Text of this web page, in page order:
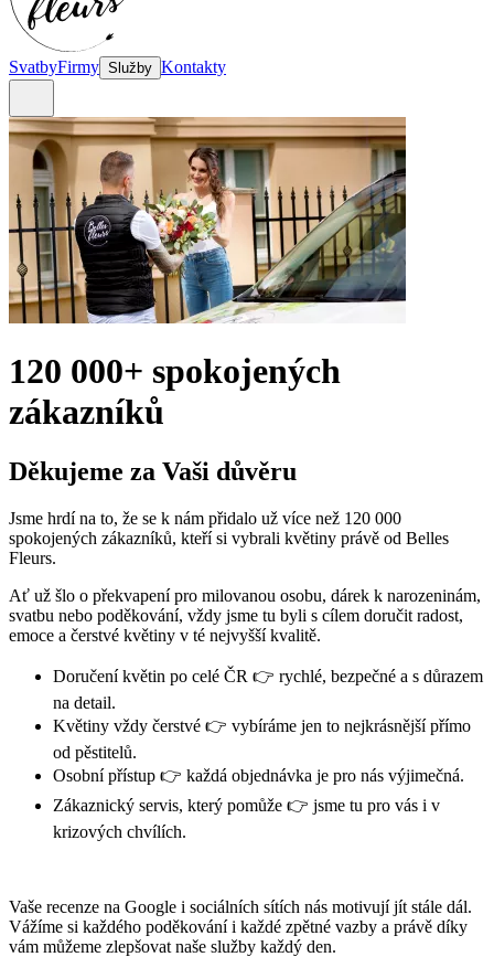
SvatbyFirmy Služby Kontakty
120 000+ spokojených
zákazníků
Děkujeme za Vaši důvěru
Jsme hrdí na to, že se k nám přidalo už více než 120 000
spokojených zákazníků, kteří si vybrali květiny právě od Belles
Fleurs.
Ať už šlo o překvapení pro milovanou osobu, dárek k narozeninám,
svatbu nebo poděkování, vždy jsme tu byli s cílem doručit radost,
emoce a čerstvé květiny v té nejvyšší kvalitě.
Doručení květin po celé ČR 👉 rychlé, bezpečné a s důrazem
na detail.
Květiny vždy čerstvé 👉 vybíráme jen to nejkrásnější přímo
od pěstitelů.
Osobní přístup 👉 každá objednávka je pro nás výjimečná.
Zákaznický servis, který pomůže 👉 jsme tu pro vás i v
krizových chvílích.
Vaše recenze na Google i sociálních sítích nás motivují jít stále dál.
Vážíme si každého poděkování i každé zpětné vazby a právě díky
vám můžeme zlepšovat naše služby každý den.